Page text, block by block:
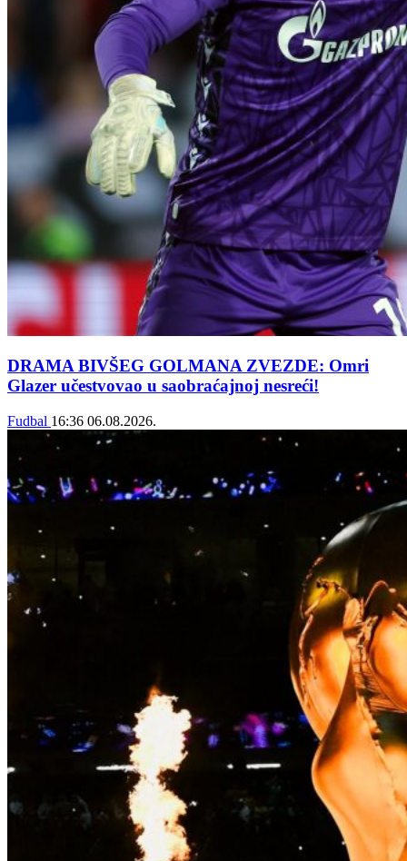
DRAMA BIVŠEG GOLMANA ZVEZDE: Omri
Glazer učestvovao u saobraćajnoj nesreći!
Fudbal 16:36 06.08.2026.